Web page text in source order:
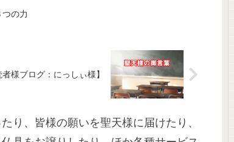
の力
様ブログ：にっしぃ様】
り、皆様の願いを聖天様に届けたり、